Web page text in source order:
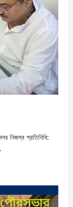
নিজস্ব প্রতিনিধি: